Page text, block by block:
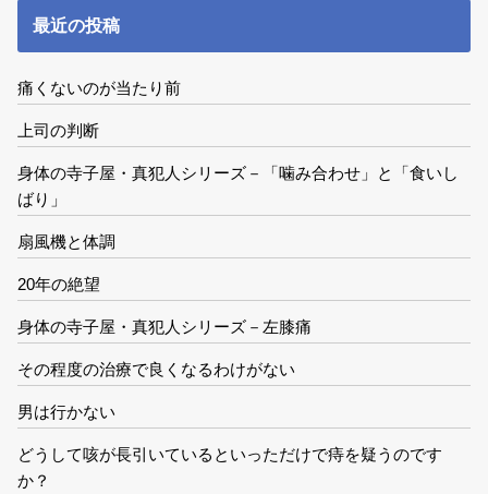
最近の投稿
痛くないのが当たり前
上司の判断
身体の寺子屋・真犯人シリーズ－「噛み合わせ」と「食いし
ばり」
扇風機と体調
20年の絶望
身体の寺子屋・真犯人シリーズ－左膝痛
その程度の治療で良くなるわけがない
男は行かない
どうして咳が長引いているといっただけで痔を疑うのです
か？